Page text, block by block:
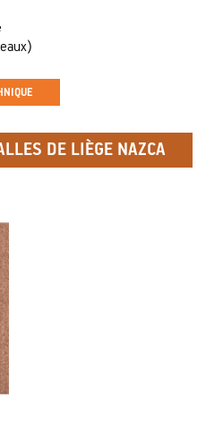
DE LIÈGE NAZCA